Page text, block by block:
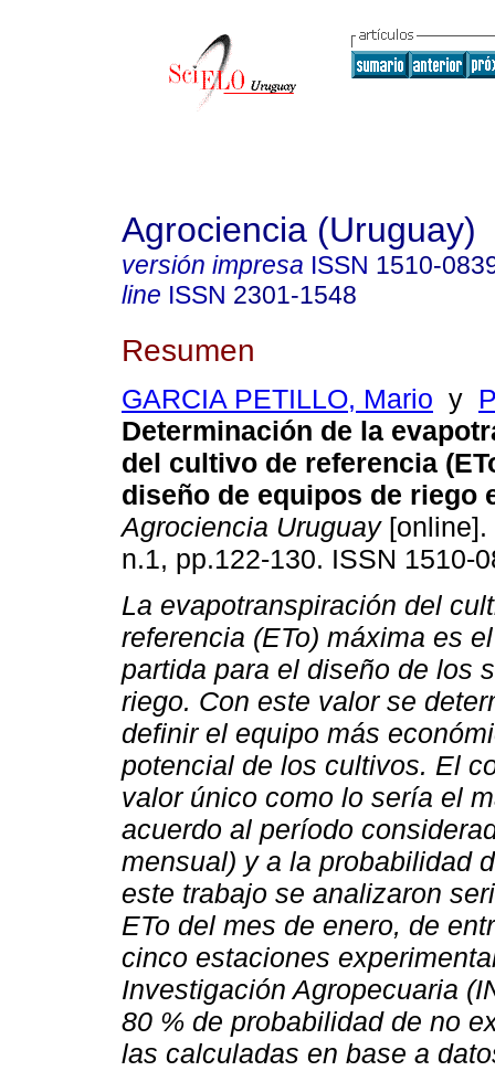
Agrociencia (Uruguay)
versión impresa ISSN 1510-
line ISSN 2301-1548
Resumen
GARCIA PETILLO, Mario y
Determinación de la
del cultivo de referencia
diseño de equipos de riego
Agrociencia Uruguay[online].
n.1, pp.122-130. ISSN 1510-
La evapotranspiración del
referencia (ETo) máxima es
partida para el diseño de los
riego. Con este valor se
definir el equipo más
potencial de los cultivos. El
valor único como lo sería el
acuerdo al período
mensual) y a la probabilidad
este trabajo se analizaron
ETo del mes de enero, de
cinco estaciones
Investigación Agropecuaria
80 % de probabilidad de no
las calculadas en base a